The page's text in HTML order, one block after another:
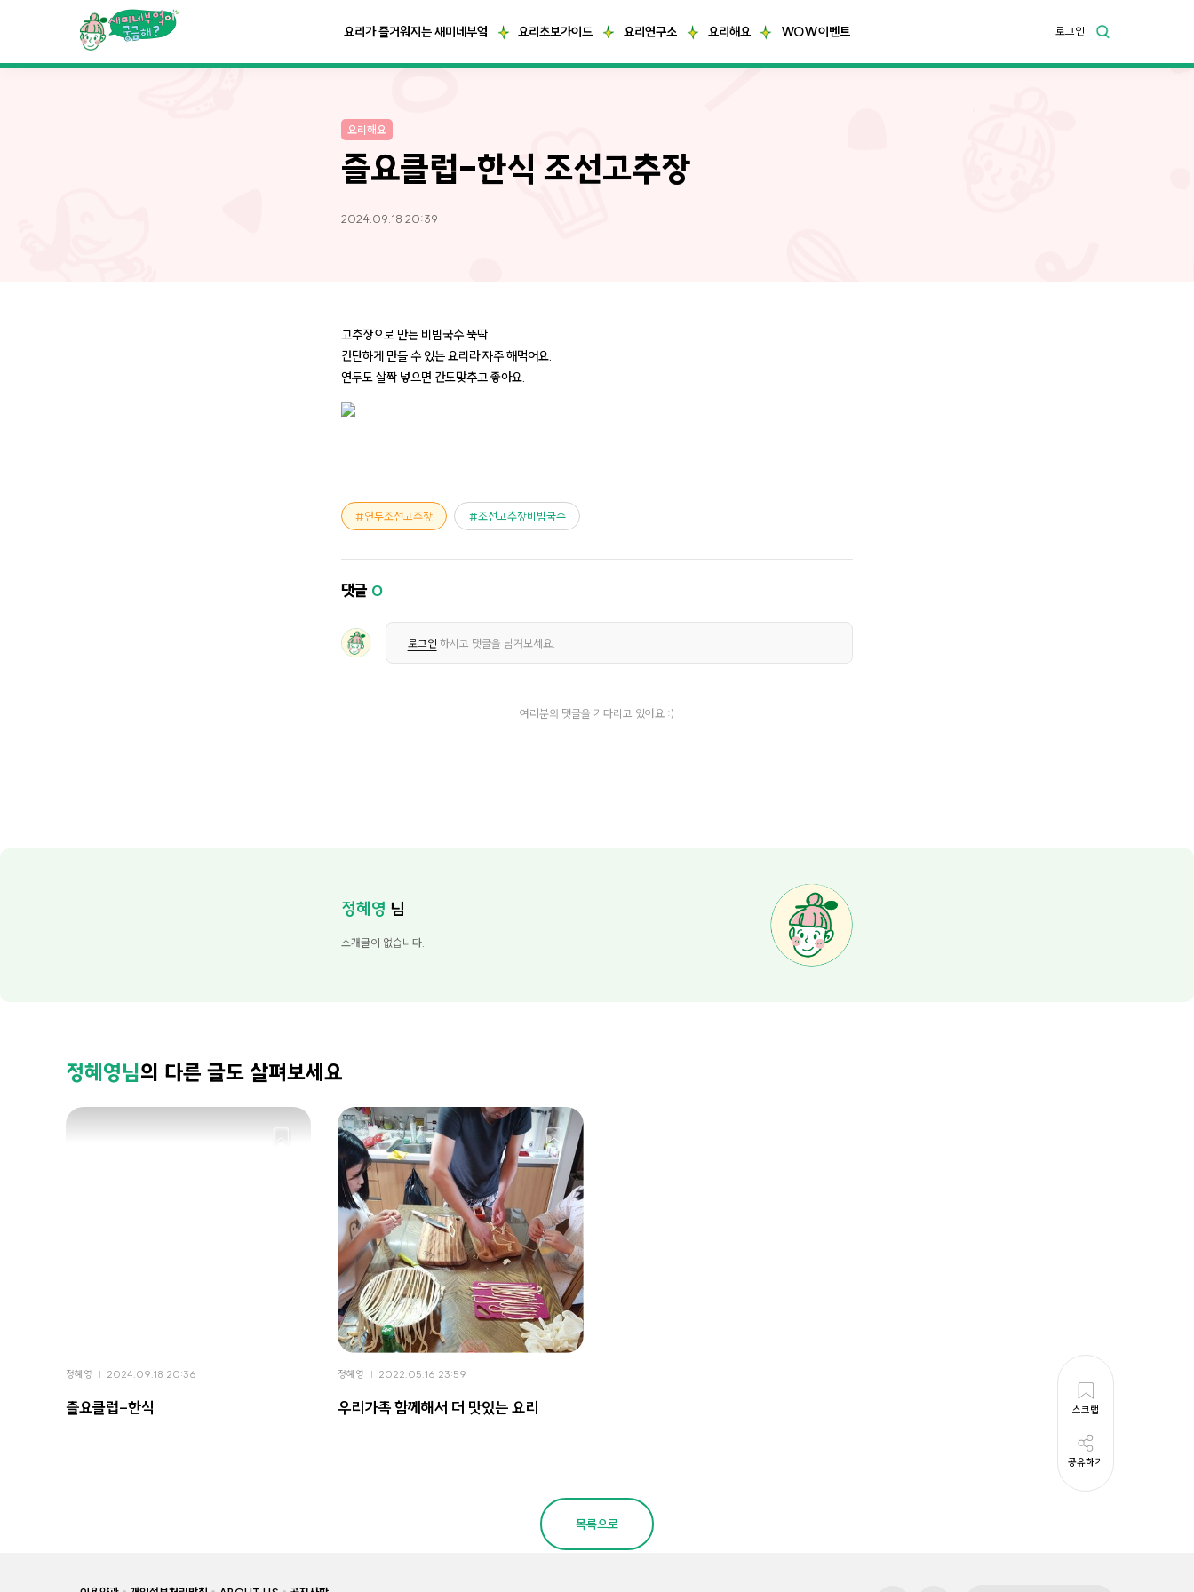
요리가 즐거워지는 새미네부엌 요리초보가이드 요리연구소 요리해요 WOW이벤트 로그인
스크랩
공유하기
요리해요
즐요클럽-한식 조선고추장
2024.09.18 20:39
고추장으로 만든 비빔국수 뚝딱
간단하게 만들 수 있는 요리라 자주 해먹어요.
연두도 살짝 넣으면 간도맞추고 좋아요.
연두조선고추장 조선고추장비빔국수
댓글 0
로그인 하시고 댓글을 남겨보세요.
여러분의 댓글을 기다리고 있어요 :)
정혜영 님
소개글이 없습니다.
정혜영님의 다른 글도 살펴보세요
정혜영 2024.09.18 20:36
즐요클럽-한식
정혜영 2022.05.16 23:59
우리가족 함께해서 더 맛있는 요리
목록으로